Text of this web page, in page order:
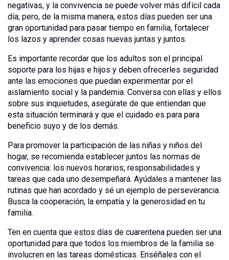
negativas, y la convivencia se puede volver más difícil cada
día; pero, de la misma manera, estos días pueden ser una
gran oportunidad para pasar tiempo en familia, fortalecer
los lazos y aprender cosas nuevas juntas y juntos.
Es importante recordar que los adultos son el principal
soporte para los hijas e hijos y deben ofrecerles seguridad
ante las emociones que puedan experimentar por el
aislamiento social y la pandemia. Conversa con ellas y ellos
sobre sus inquietudes, asegúrate de que entiendan que
esta situación terminará y que el cuidado es para para
beneficio suyo y de los demás.
Para promover la participación de las niñas y niños del
hogar, se recomienda establecer juntos las normas de
convivencia: los nuevos horarios, responsabilidades y
tareas que cada uno desempeñará. Ayúdales a mantener las
rutinas que han acordado y sé un ejemplo de perseverancia.
Busca la cooperación, la empatía y la generosidad en tu
familia.
Ten en cuenta que estos días de cuarentena pueden ser una
oportunidad para que todos los miembros de la familia se
involucren en las tareas domésticas. Enséñales con el